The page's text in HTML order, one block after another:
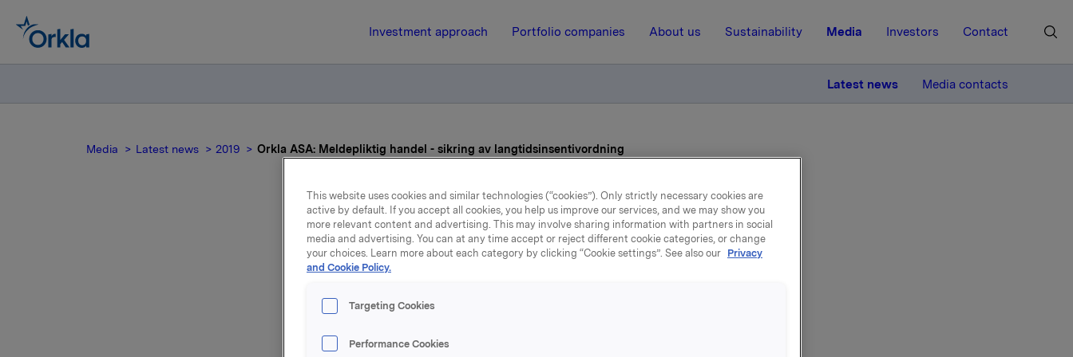
Investment approach Portfolio companies About us Sustainability Media Investors Contact
Latest news Media contacts
Media Latest news 2019 Orkla ASA: Meldepliktig handel - sikring av langtidsinsentivordning
9 December 2019, 19:22 | Regulatory information
Orkla ASA: Meldepliktig handel -
langtidsinsentivordning
This website uses cookies and similar technologies (“cookies”). Only strictly necessary cookies are
active by default. If you accept all cookies, you help us improve our services, and we may show you
more relevant content and advertising. This may involve sharing information with partners in social
media and advertising. You can at any time accept or reject different cookie categories, or change
your choices. Learn more about each category by clicking “Cookie settings”. See also our Privacy
and Cookie Policy.
Targeting Cookies
Performance Cookies